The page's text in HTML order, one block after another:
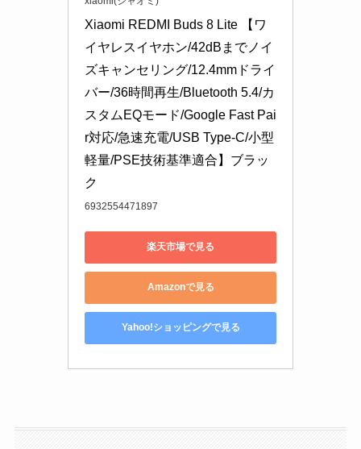
Xiaomi REDMI Buds 8 Lite 【ワ
イヤレスイヤホン/42dBまでノイ
ズキャンセリング/12.4mmドライ
バー/36時間再生/Bluetooth 5.4/カ
スタムEQモード/Google Fast Pai
r対応/急速充電/USB Type-C/小型
軽量/PSE技術基準適合】ブラッ
ク
6932554471897
楽天市場で見る
Amazonで見る
Yahoo!ショッピングで見る